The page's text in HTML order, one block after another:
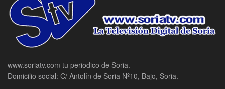
www.soriatv.com tu periodico de Soria.
Domicilio social: C/ Antolín de Soria Nº10, Bajo, Soria.